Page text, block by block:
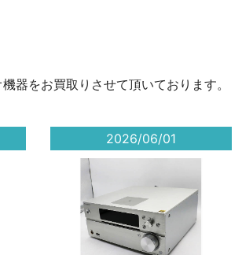
器をお買取りさせて頂いております。
2026/06/01